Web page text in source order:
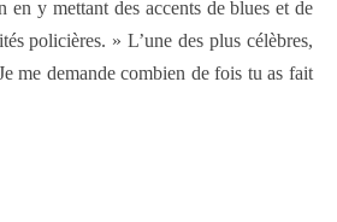
en y mettant des accents de blues et de
policières. » L’une des plus célèbres,
me demande combien de fois tu as fait